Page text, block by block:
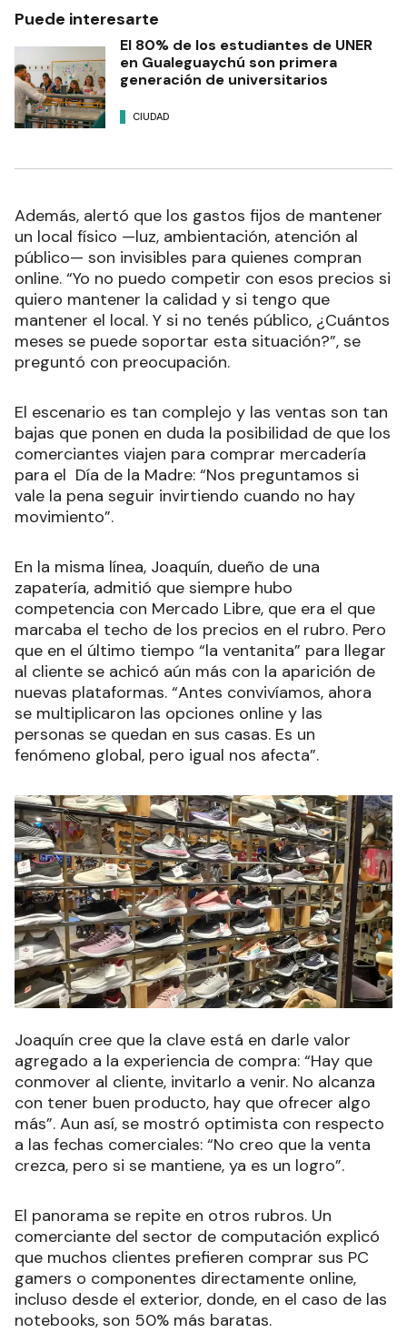
Puede interesarte
El 80% de los estudiantes de UNER
en Gualeguaychú son primera
generación de universitarios
CIUDAD
Además, alertó que los gastos fijos de mantener
un local físico —luz, ambientación, atención al
público— son invisibles para quienes compran
online. “Yo no puedo competir con esos precios si
quiero mantener la calidad y si tengo que
mantener el local. Y si no tenés público, ¿Cuántos
meses se puede soportar esta situación?”, se
preguntó con preocupación.
El escenario es tan complejo y las ventas son tan
bajas que ponen en duda la posibilidad de que los
comerciantes viajen para comprar mercadería
para el Día de la Madre: “Nos preguntamos si
vale la pena seguir invirtiendo cuando no hay
movimiento”.
En la misma línea, Joaquín, dueño de una
zapatería, admitió que siempre hubo
competencia con Mercado Libre, que era el que
marcaba el techo de los precios en el rubro. Pero
que en el último tiempo “la ventanita” para llegar
al cliente se achicó aún más con la aparición de
nuevas plataformas. “Antes convivíamos, ahora
se multiplicaron las opciones online y las
personas se quedan en sus casas. Es un
fenómeno global, pero igual nos afecta”.
Joaquín cree que la clave está en darle valor
agregado a la experiencia de compra: “Hay que
conmover al cliente, invitarlo a venir. No alcanza
con tener buen producto, hay que ofrecer algo
más”. Aun así, se mostró optimista con respecto
a las fechas comerciales: “No creo que la venta
crezca, pero si se mantiene, ya es un logro”.
El panorama se repite en otros rubros. Un
comerciante del sector de computación explicó
que muchos clientes prefieren comprar sus PC
gamers o componentes directamente online,
incluso desde el exterior, donde, en el caso de las
notebooks, son 50% más baratas.